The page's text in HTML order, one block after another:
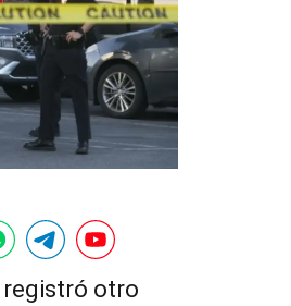
registró otro